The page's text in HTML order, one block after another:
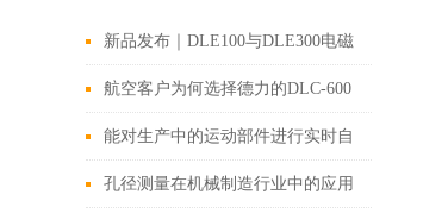
新品发布｜DLE100与DLE300电磁
超声测厚仪，工业测量新利器！
航空客户为何选择德力的DLC-600
超声波测厚仪？
能对生产中的运动部件进行实时自
动测量和数据处理的激光粗糙度仪
孔径测量在机械制造行业中的应用